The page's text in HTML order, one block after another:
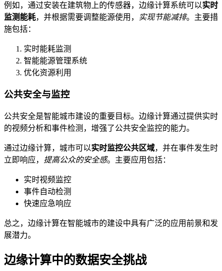
例如，通过安装在建筑物上的传感器，边缘计算系统可以实时
监测能耗，并根据需要调整能源使用， 实现节能减排。主要措
施包括：
实时能耗监测
智能能源管理系统
优化资源利用
公共安全与监控
公共安全是智能城市建设的重要目标。边缘计算通过提供实时
的视频分析和事件检测，增强了公共安全监控的能力。
通过边缘计算，城市可以实时监控公共区域，并在事件发生时
立即响应， 提高公众的安全感。主要应用包括：
实时视频监控
事件自动检测
快速应急响应
总之，边缘计算在智能城市的建设中具有广泛的应用前景和发
展潜力。
边缘计算中的数据安全挑战